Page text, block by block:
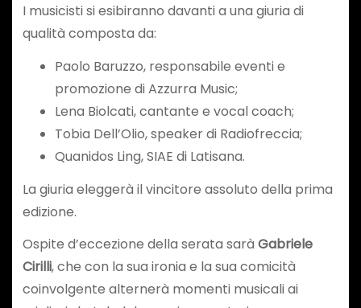
I musicisti si esibiranno davanti a una giuria di
qualità composta da:
Paolo Baruzzo, responsabile eventi e
promozione di Azzurra Music;
Lena Biolcati, cantante e vocal coach;
Tobia Dell’Olio, speaker di Radiofreccia;
Quanidos Ling, SIAE di Latisana.
La giuria eleggerà il vincitore assoluto della prima
edizione.
Ospite d’eccezione della serata sarà Gabriele
Cirilli, che con la sua ironia e la sua comicità
coinvolgente alternerà momenti musicali ai